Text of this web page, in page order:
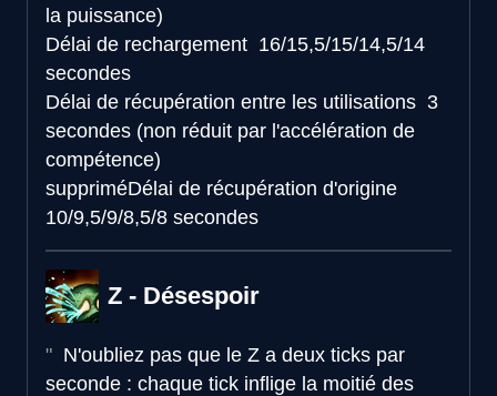
la puissance)
Délai de rechargement 16/15,5/15/14,5/14
secondes
Délai de récupération entre les utilisations 3
secondes (non réduit par l'accélération de
compétence)
suppriméDélai de récupération d'origine
10/9,5/9/8,5/8 secondes
Z - Désespoir
N'oubliez pas que le Z a deux ticks par
seconde : chaque tick inflige la moitié des